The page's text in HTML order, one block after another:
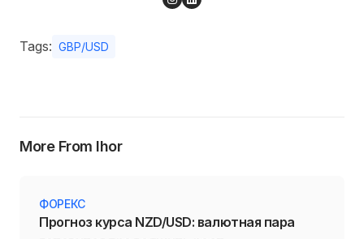
Tags: GBP/USD
More From Ihor
ФОРЕКС
Прогноз курса NZD/USD: валютная пара